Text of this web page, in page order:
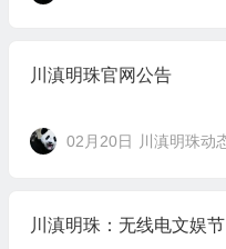
川滇明珠官网公告
02月20日 川滇明珠动
川滇明珠：无线电文娱